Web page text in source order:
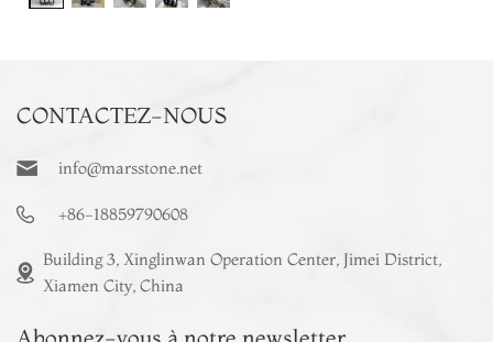
CONTACTEZ-NOUS
info@marsstone.net
+86-18859790608
Building 3, Xinglinwan Operation Center, Jimei District,
Xiamen City, China